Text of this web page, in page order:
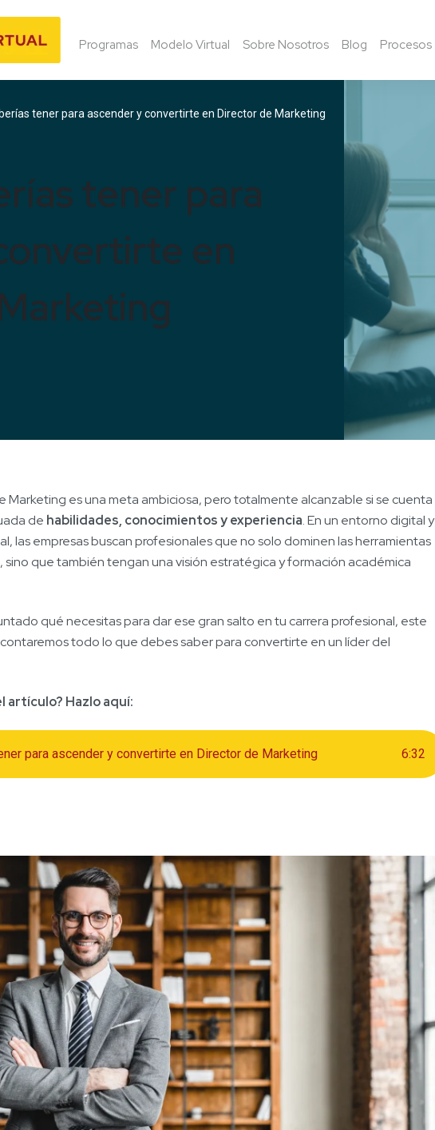
Programas Modelo Virtual Sobre Nosotros Blog Procesos
tener para
en
tener para ascender y convertirte en Director de Marketing
Marketing es una meta ambiciosa, pero totalmente alcanzable si se cuenta
de habilidades, conocimientos y experiencia. En un entorno digital y
las empresas buscan profesionales que no solo dominen las herramientas
, sino que también tengan una visión estratégica y formación académica
qué necesitas para dar ese gran salto en tu carrera profesional, este
todo lo que debes saber para convertirte en un líder del
artículo? Hazlo aquí:
para ascender y convertirte en Director de Marketing 6:32